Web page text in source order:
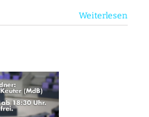
Weiterlesen